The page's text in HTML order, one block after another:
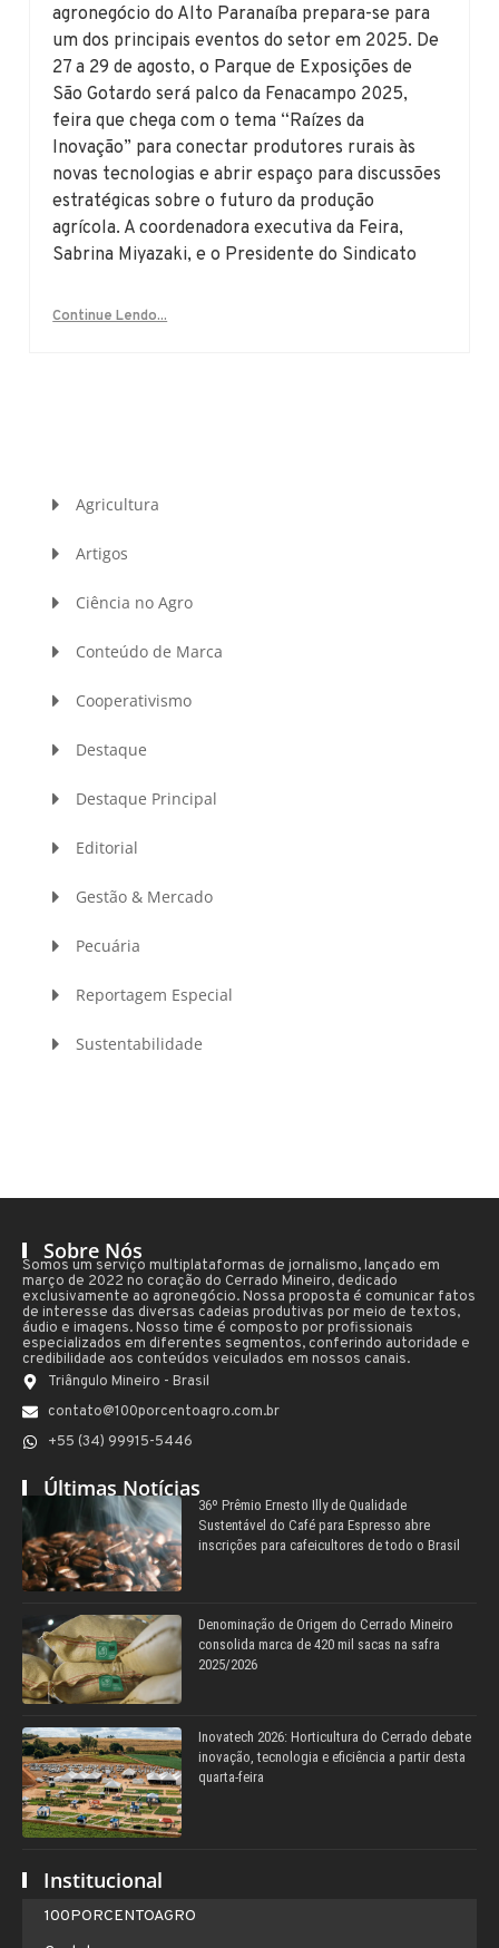
agronegócio do Alto Paranaíba prepara-se para
um dos principais eventos do setor em 2025. De
27 a 29 de agosto, o Parque de Exposições de
São Gotardo será palco da Fenacampo 2025,
feira que chega com o tema “Raízes da
Inovação” para conectar produtores rurais às
novas tecnologias e abrir espaço para discussões
estratégicas sobre o futuro da produção
agrícola. A coordenadora executiva da Feira,
Sabrina Miyazaki, e o Presidente do Sindicato
Continue Lendo...
Agricultura
Artigos
Ciência no Agro
Conteúdo de Marca
Cooperativismo
Destaque
Destaque Principal
Editorial
Gestão & Mercado
Pecuária
Reportagem Especial
Sustentabilidade
Sobre Nós
Somos um serviço multiplataformas de jornalismo, lançado em
março de 2022 no coração do Cerrado Mineiro, dedicado
exclusivamente ao agronegócio. Nossa proposta é comunicar fatos
de interesse das diversas cadeias produtivas por meio de textos,
áudio e imagens. Nosso time é composto por profissionais
especializados em diferentes segmentos, conferindo autoridade e
credibilidade aos conteúdos veiculados em nossos canais.
Triângulo Mineiro - Brasil
contato@100porcentoagro.com.br
+55 (34) 99915-5446
Últimas Notícias
36º Prêmio Ernesto Illy de Qualidade
Sustentável do Café para Espresso abre
inscrições para cafeicultores de todo o Brasil
Denominação de Origem do Cerrado Mineiro
consolida marca de 420 mil sacas na safra
2025/2026
Inovatech 2026: Horticultura do Cerrado debate
inovação, tecnologia e eficiência a partir desta
quarta-feira
Institucional
100PORCENTOAGRO